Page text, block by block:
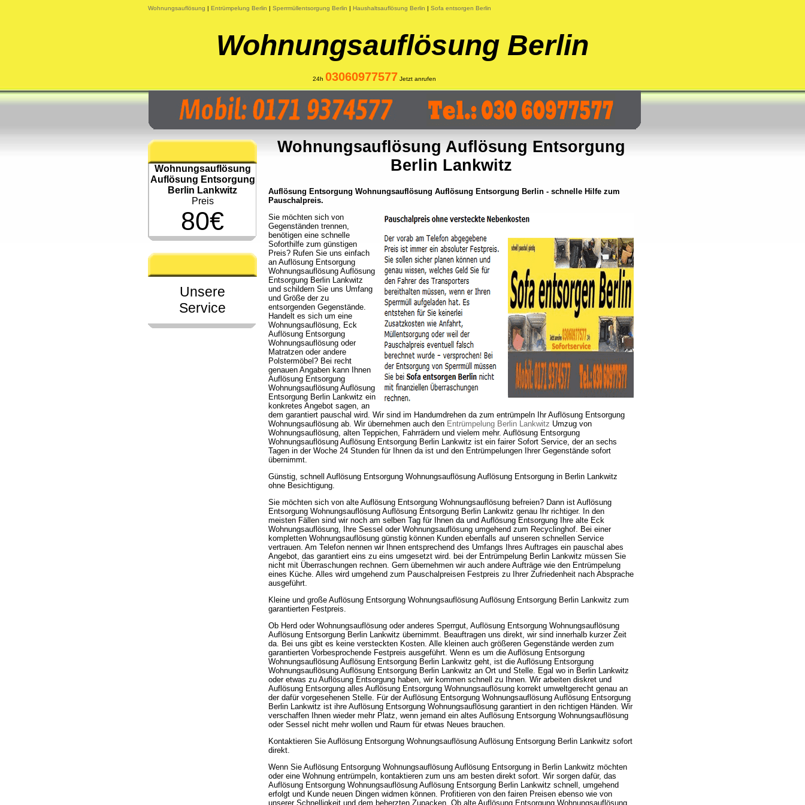
Wohnungsauflösung | Entrümpelung Berlin | Sperrmüllentsorgung Berlin | Haushaltsauflösung Berlin | Sofa entsorgen Berlin
Wohnungsauflösung Berlin
24h 03060977577 Jetzt anrufen
Wohnungsauflösung
Auflösung Entsorgung
Berlin Lankwitz
Preis
80€
Unsere
Service
Wohnungsauflösung Auflösung Entsorgung
Berlin Lankwitz
Auflösung Entsorgung Wohnungsauflösung Auflösung Entsorgung Berlin - schnelle Hilfe zum
Pauschalpreis.
Sie möchten sich von
Gegenständen trennen,
benötigen eine schnelle
Soforthilfe zum günstigen
Preis? Rufen Sie uns einfach
an Auflösung Entsorgung
Wohnungsauflösung Auflösung
Entsorgung Berlin Lankwitz
und schildern Sie uns Umfang
und Größe der zu
entsorgenden Gegenstände.
Handelt es sich um eine
Wohnungsauflösung, Eck
Auflösung Entsorgung
Wohnungsauflösung oder
Matratzen oder andere
Polstermöbel? Bei recht
genauen Angaben kann Ihnen
Auflösung Entsorgung
Wohnungsauflösung Auflösung
Entsorgung Berlin Lankwitz ein
konkretes Angebot sagen, an
dem garantiert pauschal wird. Wir sind im Handumdrehen da zum entrümpeln Ihr Auflösung Entsorgung
Wohnungsauflösung ab. Wir übernehmen auch den Entrümpelung Berlin Lankwitz Umzug von
Wohnungsauflösung, alten Teppichen, Fahrrädern und vielem mehr. Auflösung Entsorgung
Wohnungsauflösung Auflösung Entsorgung Berlin Lankwitz ist ein fairer Sofort Service, der an sechs
Tagen in der Woche 24 Stunden für Ihnen da ist und den Entrümpelungen Ihrer Gegenstände sofort
übernimmt.
Günstig, schnell Auflösung Entsorgung Wohnungsauflösung Auflösung Entsorgung in Berlin Lankwitz
ohne Besichtigung.
Sie möchten sich von alte Auflösung Entsorgung Wohnungsauflösung befreien? Dann ist Auflösung
Entsorgung Wohnungsauflösung Auflösung Entsorgung Berlin Lankwitz genau Ihr richtiger. In den
meisten Fällen sind wir noch am selben Tag für Ihnen da und Auflösung Entsorgung Ihre alte Eck
Wohnungsauflösung, Ihre Sessel oder Wohnungsauflösung umgehend zum Recyclinghof. Bei einer
kompletten Wohnungsauflösung günstig können Kunden ebenfalls auf unseren schnellen Service
vertrauen. Am Telefon nennen wir Ihnen entsprechend des Umfangs Ihres Auftrages ein pauschal abes
Angebot, das garantiert eins zu eins umgesetzt wird. bei der Entrümpelung Berlin Lankwitz müssen Sie
nicht mit Überraschungen rechnen. Gern übernehmen wir auch andere Aufträge wie den Entrümpelung
eines Küche. Alles wird umgehend zum Pauschalpreisen Festpreis zu Ihrer Zufriedenheit nach Absprache
ausgeführt.
Kleine und große Auflösung Entsorgung Wohnungsauflösung Auflösung Entsorgung Berlin Lankwitz zum
garantierten Festpreis.
Ob Herd oder Wohnungsauflösung oder anderes Sperrgut, Auflösung Entsorgung Wohnungsauflösung
Auflösung Entsorgung Berlin Lankwitz übernimmt. Beauftragen uns direkt, wir sind innerhalb kurzer Zeit
da. Bei uns gibt es keine versteckten Kosten. Alle kleinen auch größeren Gegenstände werden zum
garantierten Vorbesprochende Festpreis ausgeführt. Wenn es um die Auflösung Entsorgung
Wohnungsauflösung Auflösung Entsorgung Berlin Lankwitz geht, ist die Auflösung Entsorgung
Wohnungsauflösung Auflösung Entsorgung Berlin Lankwitz an Ort und Stelle. Egal wo in Berlin Lankwitz
oder etwas zu Auflösung Entsorgung haben, wir kommen schnell zu Ihnen. Wir arbeiten diskret und
Auflösung Entsorgung alles Auflösung Entsorgung Wohnungsauflösung korrekt umweltgerecht genau an
der dafür vorgesehenen Stelle. Für der Auflösung Entsorgung Wohnungsauflösung Auflösung Entsorgung
Berlin Lankwitz ist ihre Auflösung Entsorgung Wohnungsauflösung garantiert in den richtigen Händen. Wir
verschaffen Ihnen wieder mehr Platz, wenn jemand ein altes Auflösung Entsorgung Wohnungsauflösung
oder Sessel nicht mehr wollen und Raum für etwas Neues brauchen.
Kontaktieren Sie Auflösung Entsorgung Wohnungsauflösung Auflösung Entsorgung Berlin Lankwitz sofort
direkt.
Wenn Sie Auflösung Entsorgung Wohnungsauflösung Auflösung Entsorgung in Berlin Lankwitz möchten
oder eine Wohnung entrümpeln, kontaktieren zum uns am besten direkt sofort. Wir sorgen dafür, das
Auflösung Entsorgung Wohnungsauflösung Auflösung Entsorgung Berlin Lankwitz schnell, umgehend
erfolgt und Kunde neuen Dingen widmen können. Profitieren von den fairen Preisen ebenso wie von
unserer Schnelligkeit und dem beherzten Zupacken. Ob alte Auflösung Entsorgung Wohnungsauflösung